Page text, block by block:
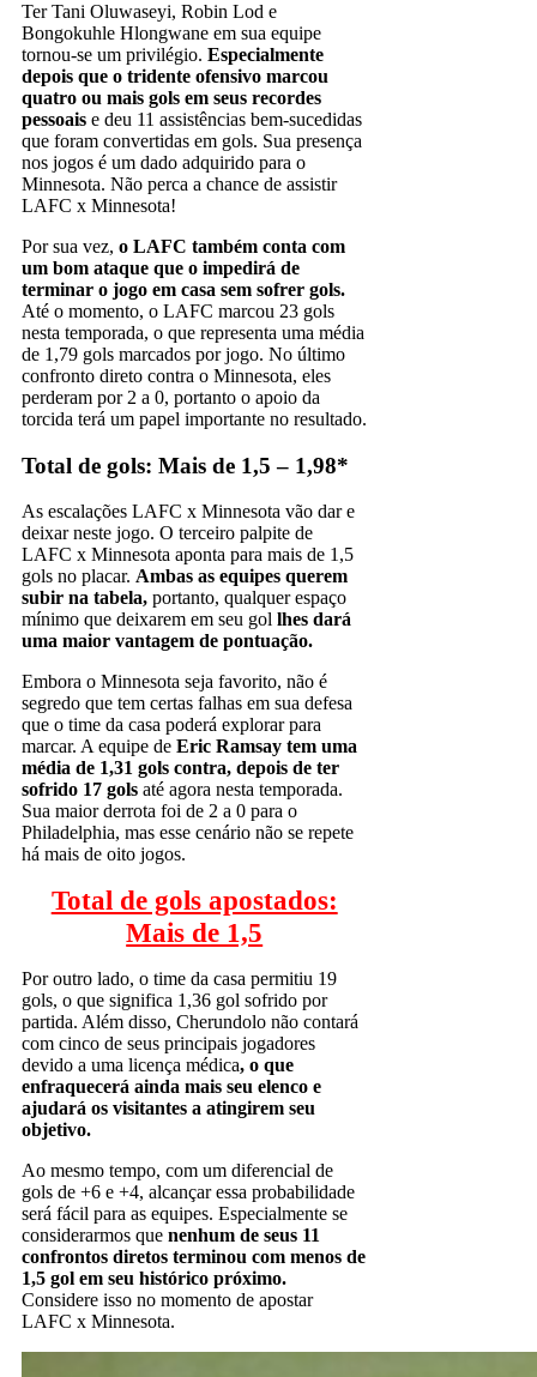
Ter Tani Oluwaseyi, Robin Lod e
Bongokuhle Hlongwane em sua equipe
tornou-se um privilégio. Especialmente
depois que o tridente ofensivo marcou
quatro ou mais gols em seus recordes
pessoais e deu 11 assistências bem-sucedidas
que foram convertidas em gols. Sua presença
nos jogos é um dado adquirido para o
Minnesota. Não perca a chance de assistir
LAFC x Minnesota!
Por sua vez, o LAFC também conta com
um bom ataque que o impedirá de
terminar o jogo em casa sem sofrer gols.
Até o momento, o LAFC marcou 23 gols
nesta temporada, o que representa uma média
de 1,79 gols marcados por jogo. No último
confronto direto contra o Minnesota, eles
perderam por 2 a 0, portanto o apoio da
torcida terá um papel importante no resultado.
Total de gols: Mais de 1,5 – 1,98*
As escalações LAFC x Minnesota vão dar e
deixar neste jogo. O terceiro palpite de
LAFC x Minnesota aponta para mais de 1,5
gols no placar. Ambas as equipes querem
subir na tabela, portanto, qualquer espaço
mínimo que deixarem em seu gol lhes dará
uma maior vantagem de pontuação.
Embora o Minnesota seja favorito, não é
segredo que tem certas falhas em sua defesa
que o time da casa poderá explorar para
marcar. A equipe de Eric Ramsay tem uma
média de 1,31 gols contra, depois de ter
sofrido 17 gols até agora nesta temporada.
Sua maior derrota foi de 2 a 0 para o
Philadelphia, mas esse cenário não se repete
há mais de oito jogos.
Total de gols apostados:
Mais de 1,5
Por outro lado, o time da casa permitiu 19
gols, o que significa 1,36 gol sofrido por
partida. Além disso, Cherundolo não contará
com cinco de seus principais jogadores
devido a uma licença médica, o que
enfraquecerá ainda mais seu elenco e
ajudará os visitantes a atingirem seu
objetivo.
Ao mesmo tempo, com um diferencial de
gols de +6 e +4, alcançar essa probabilidade
será fácil para as equipes. Especialmente se
considerarmos que nenhum de seus 11
confrontos diretos terminou com menos de
1,5 gol em seu histórico próximo.
Considere isso no momento de apostar
LAFC x Minnesota.